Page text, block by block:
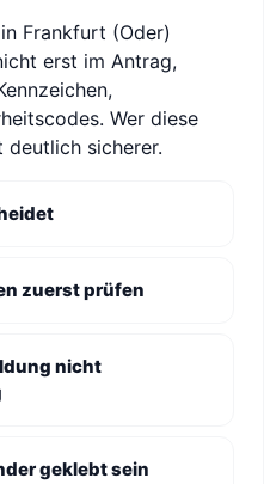
Frankfurt (Oder)
erst im Antrag,
Wer diese
sicherer.
zuerst prüfen
nicht
geklebt sein